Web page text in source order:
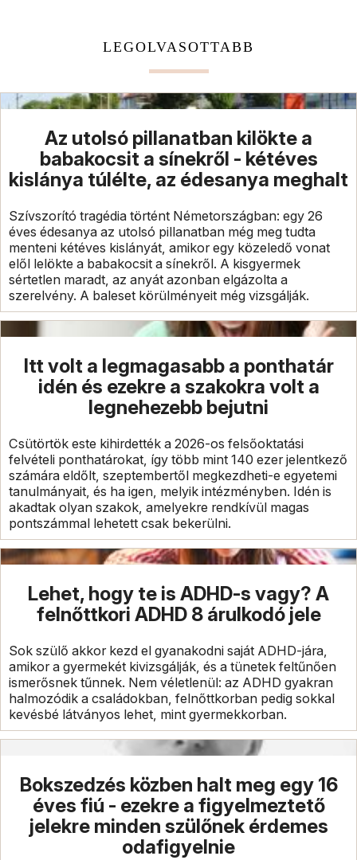
LEGOLVASOTTABB
Az utolsó pillanatban kilökte a
babakocsit a sínekről - kétéves
kislánya túlélte, az édesanya meghalt
Szívszorító tragédia történt Németországban: egy 26
éves édesanya az utolsó pillanatban még meg tudta
menteni kétéves kislányát, amikor egy közeledő vonat
elől lelökte a babakocsit a sínekről. A kisgyermek
sértetlen maradt, az anyát azonban elgázolta a
szerelvény. A baleset körülményeit még vizsgálják.
Itt volt a legmagasabb a ponthatár
idén és ezekre a szakokra volt a
legnehezebb bejutni
Csütörtök este kihirdették a 2026-os felsőoktatási
felvételi ponthatárokat, így több mint 140 ezer jelentkező
számára eldőlt, szeptembertől megkezdheti-e egyetemi
tanulmányait, és ha igen, melyik intézményben. Idén is
akadtak olyan szakok, amelyekre rendkívül magas
pontszámmal lehetett csak bekerülni.
Lehet, hogy te is ADHD-s vagy? A
felnőttkori ADHD 8 árulkodó jele
Sok szülő akkor kezd el gyanakodni saját ADHD-jára,
amikor a gyermekét kivizsgálják, és a tünetek feltűnően
ismerősnek tűnnek. Nem véletlenül: az ADHD gyakran
halmozódik a családokban, felnőttkorban pedig sokkal
kevésbé látványos lehet, mint gyermekkorban.
Bokszedzés közben halt meg egy 16
éves fiú - ezekre a figyelmeztető
jelekre minden szülőnek érdemes
odafigyelnie